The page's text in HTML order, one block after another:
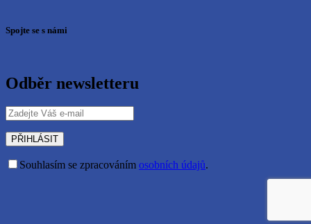
Spojte se s námi
Odběr newsletteru
Souhlasím se zpracováním osobních údajů.